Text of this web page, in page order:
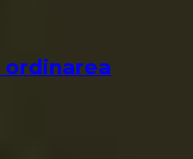
ordinarea